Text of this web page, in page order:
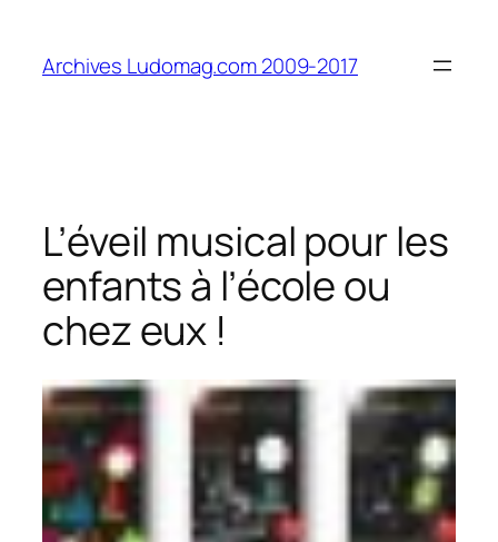
contenu
Archives Ludomag.com 2009-2017
L’éveil musical pour les
enfants à l’école ou
chez eux !